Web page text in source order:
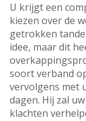
U krijgt een
kiezen over de
getrokken
idee, maar dit
soort verband
vervolgens met
dagen. Hij zal
klachten